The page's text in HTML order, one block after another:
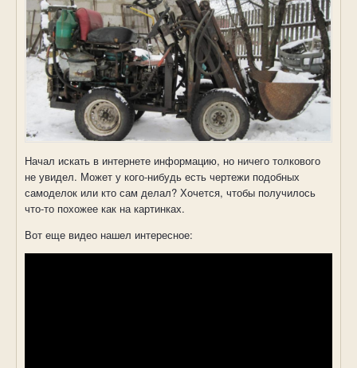
Начал искать в интернете информацию, но ничего толкового
не увидел. Может у кого-нибудь есть чертежи подобных
самоделок или кто сам делал? Хочется, чтобы получилось
что-то похожее как на картинках.
Вот еще видео нашел интересное: